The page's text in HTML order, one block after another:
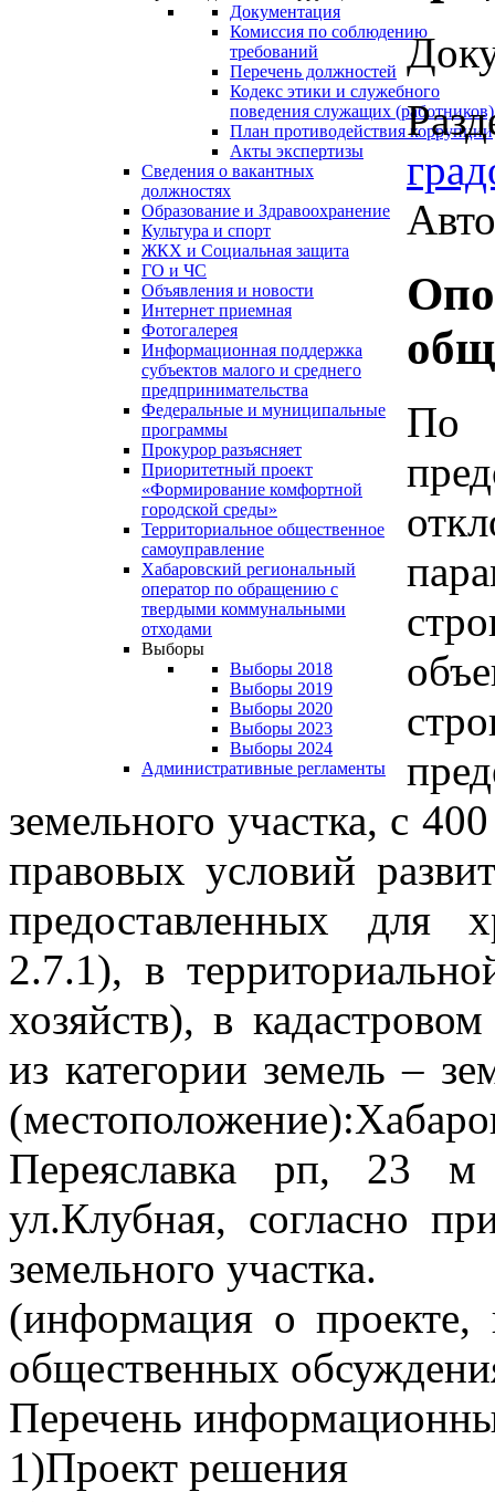
Документация
Комиссия по соблюдению
требований
Перечень должностей
Кодекс этики и служебного
поведения служащих (работников)
План противодействия коррупции
Акты экспертизы
Сведения о вакантных
должностях
Образование и Здравоохранение
Культура и спорт
ЖКХ и Социальная защита
ГО и ЧС
Объявления и новости
Интернет приемная
Фотогалерея
Информационная поддержка
субъектов малого и среднего
предпринимательства
Федеральные и муниципальные
программы
Прокурор разъясняет
Приоритетный проект
«Формирование комфортной
городской среды»
Территориальное общественное
самоуправление
Хабаровский региональный
оператор по обращению с
твердыми коммунальными
отходами
Выборы
Выборы 2018
Выборы 2019
Выборы 2020
Выборы 2023
Выборы 2024
Административные регламенты
По
земельного участка, с
правовых условий
предоставленных для
2.7.1), в
хозяйств), в
из категории земель –
Переяславка рп, 23
ул.Клубная, согласно
земельного участка.
(информация о
общественных
Перечень
1)Проект решения